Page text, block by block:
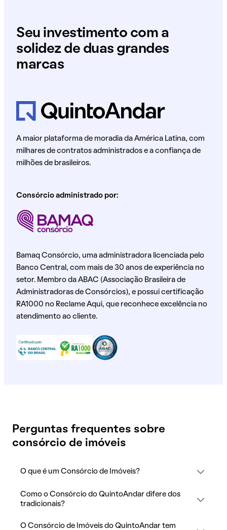
Seu investimento com a
solidez de duas grandes
marcas
A maior plataforma de moradia da América Latina, com
milhares de contratos administrados e a confiança de
milhões de brasileiros.
Consórcio administrado por:
Bamaq Consórcio, uma administradora licenciada pelo
Banco Central, com mais de 30 anos de experiência no
setor. Membro da ABAC (Associação Brasileira de
Administradoras de Consórcios), e possui certificação
RA1000 no Reclame Aqui, que reconhece excelência no
atendimento ao cliente.
Perguntas frequentes sobre
consórcio de imóveis
O que é um Consórcio de Imóveis?
Como o Consórcio do QuintoAndar difere dos
tradicionais?
O Consórcio de Imóveis do QuintoAndar tem